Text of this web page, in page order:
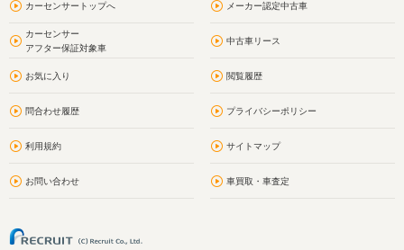
カーセンサートップへ メーカー認定中古車
カーセンサー
アフター保証対象車
中古車リース
お気に入り 閲覧履歴
問合わせ履歴 プライバシーポリシー
利用規約 サイトマップ
お問い合わせ 車買取・車査定